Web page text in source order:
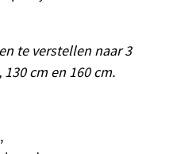
te verstellen naar 3
cm en 160 cm.